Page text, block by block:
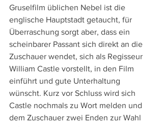
Gruselfilm üblichen Nebel ist die
englische Hauptstadt getaucht, für
Überraschung sorgt aber, dass ein
scheinbarer Passant sich direkt an die
Zuschauer wendet, sich als Regisseur
William Castle vorstellt, in den Film
einführt und gute Unterhaltung
wünscht. Kurz vor Schluss wird sich
Castle nochmals zu Wort melden und
dem Zuschauer zwei Enden zur Wahl